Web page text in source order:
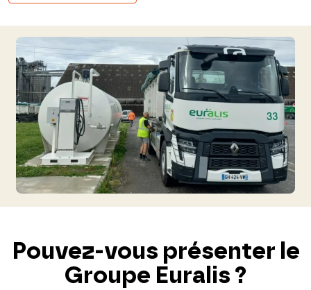
Pouvez-vous présenter le
Groupe Euralis ?